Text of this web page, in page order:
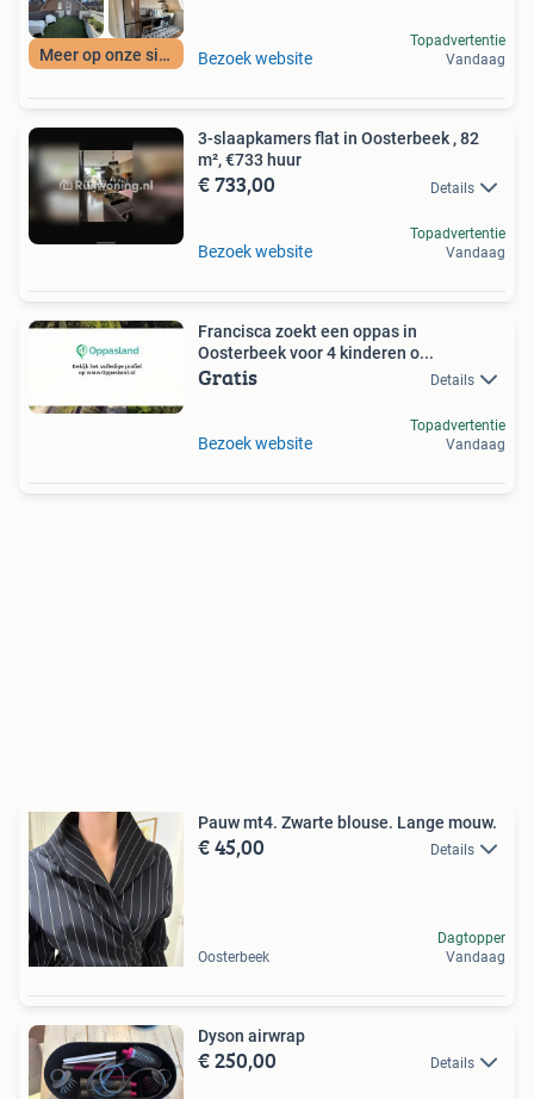
Meer op onze site Bezoek website
Topadvertentie
Vandaag
3-slaapkamers flat in Oosterbeek , 82
m², €733 huur
€ 733,00 Details
Bezoek website
Topadvertentie
Vandaag
Francisca zoekt een oppas in
Oosterbeek voor 4 kinderen o...
Gratis Details
Bezoek website
Topadvertentie
Vandaag
Pauw mt4. Zwarte blouse. Lange mouw.
€ 45,00 Details
Oosterbeek
Dagtopper
Vandaag
Dyson airwrap
€ 250,00 Details